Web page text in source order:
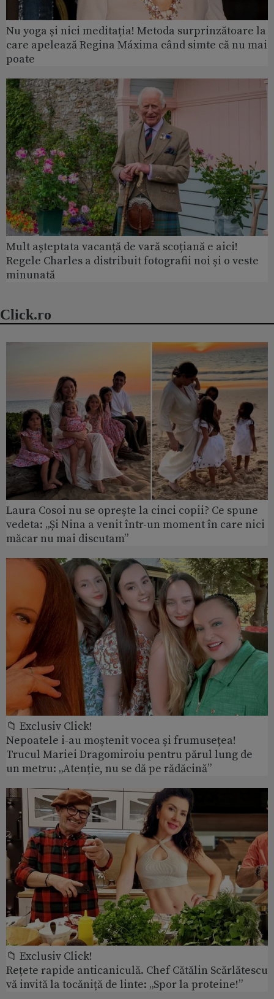
Nu yoga și nici meditația! Metoda surprinzătoare la
care apelează Regina Máxima când simte că nu mai
poate
Mult așteptata vacanță de vară scoțiană e aici!
Regele Charles a distribuit fotografii noi și o veste
minunată
Click.ro
Laura Cosoi nu se oprește la cinci copii? Ce spune
vedeta: „Și Nina a venit într-un moment în care nici
măcar nu mai discutam”
📁 Exclusiv Click!
Nepoatele i-au moștenit vocea și frumusețea!
Trucul Mariei Dragomiroiu pentru părul lung de
un metru: „Atenție, nu se dă pe rădăcină”
📁 Exclusiv Click!
Rețete rapide anticaniculă. Chef Cătălin Scărlătescu
vă invită la tocăniță de linte: „Spor la proteine!”